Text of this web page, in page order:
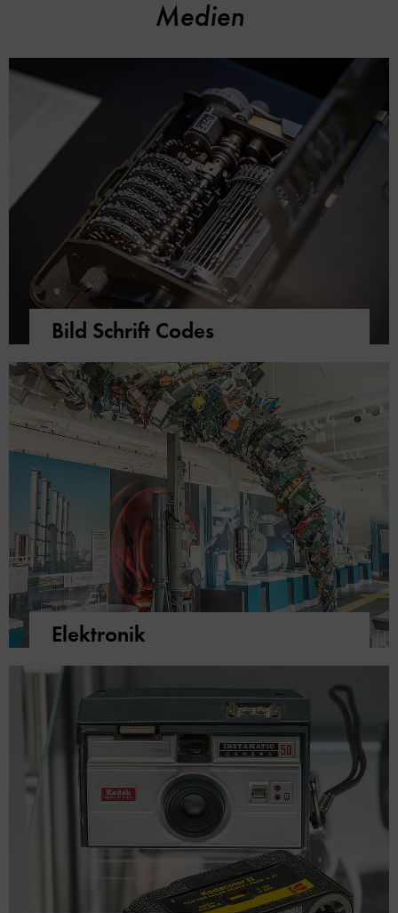
Medien
Bild Schrift Codes
Elektronik